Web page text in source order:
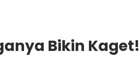
Bikin Kaget!